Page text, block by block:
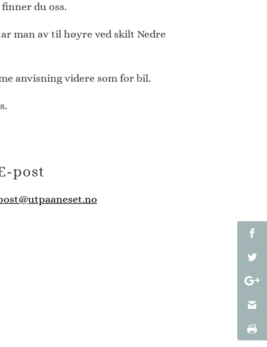
du oss.
man av til høyre ved skilt Nedre
anvisning videre som for bil.
post